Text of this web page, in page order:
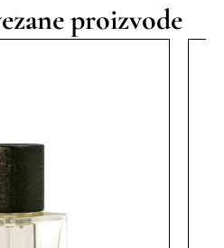
proizvode